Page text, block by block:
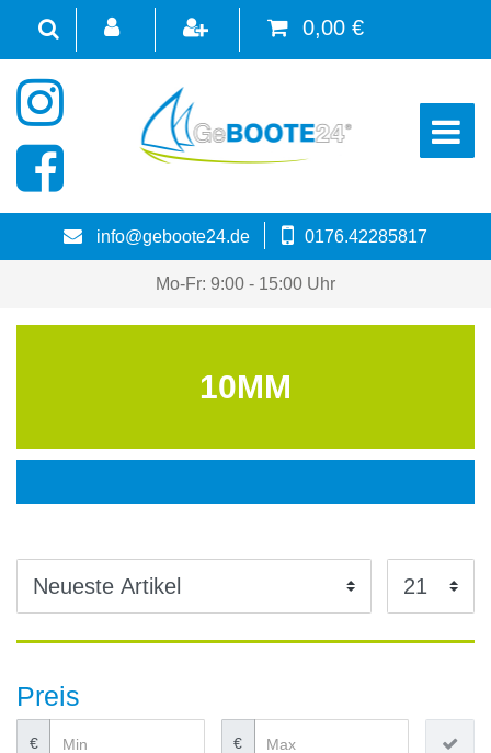
0,00 €
☰
info@geboote24.de 0176.42285817
Mo-Fr: 9:00 - 15:00 Uhr
10MM
Preis
€ €